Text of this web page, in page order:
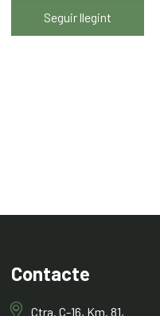
Seguir llegint
Contacte
Ctra. C-16, Km. 81,